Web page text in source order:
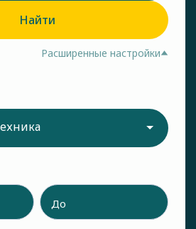
Найти
Расширенные настройки
До